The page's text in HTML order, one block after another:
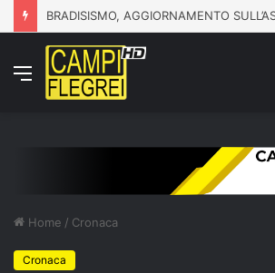
Menu
Home / Cronaca
Cronaca